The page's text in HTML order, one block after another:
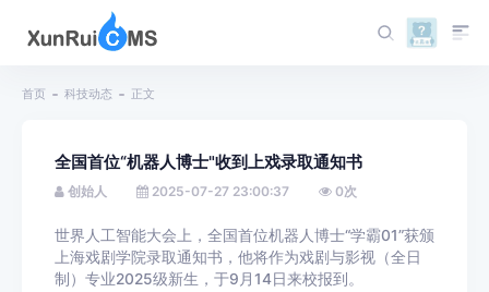
首页 科技动态 正文
全国首位“机器人博士"收到上戏录取通知书
创始人 2025-07-27 23:00:37 0次
世界人工智能大会上，全国首位机器人博士“学霸01”获颁
上海戏剧学院录取通知书，他将作为戏剧与影视（全日
制）专业2025级新生，于9月14日来校报到。